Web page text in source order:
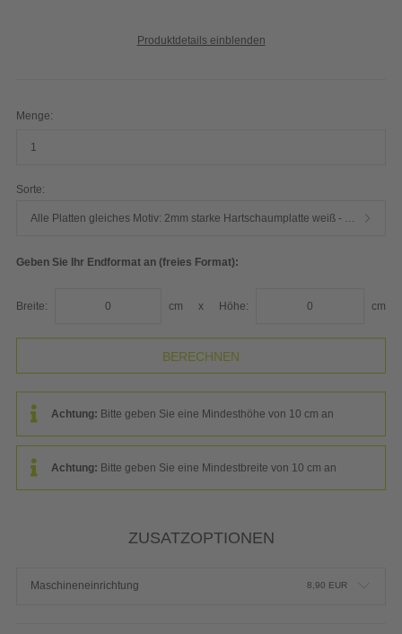
Produktdetails einblenden
Menge:
Sorte:
Geben Sie Ihr Endformat an (freies Format):
Breite: cm x Höhe: cm
Achtung: Bitte geben Sie eine Mindesthöhe von 10 cm an
Achtung: Bitte geben Sie eine Mindestbreite von 10 cm an
ZUSATZOPTIONEN
Maschineneinrichtung 8,90 EUR